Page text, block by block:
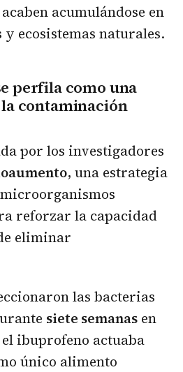
acumulándose en
ecosistemas naturales.
perfila como una
contaminación
por los investigadores
, una estrategia
reforzar la capacidad
eliminar
las bacterias
siete semanas en
ibuprofeno actuaba
único alimento